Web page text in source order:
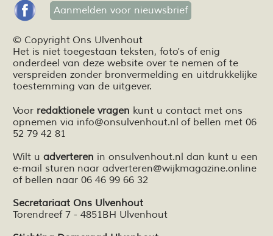
Aanmelden voor nieuwsbrief
© Copyright Ons Ulvenhout
Het is niet toegestaan teksten, foto’s of enig
onderdeel van deze website over te nemen of te
verspreiden zonder bronvermelding en uitdrukkelijke
toestemming van de uitgever.
Voor redaktionele vragen kunt u contact met ons
opnemen via info@onsulvenhout.nl of bellen met 06
52 79 42 81
Wilt u adverteren in onsulvenhout.nl dan kunt u een
e-mail sturen naar adverteren@wijkmagazine.online
of bellen naar 06 46 99 66 32
Secretariaat Ons Ulvenhout
Torendreef 7 - 4851BH Ulvenhout